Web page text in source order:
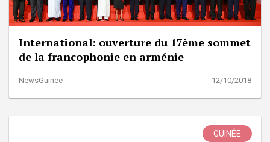
International: ouverture du 17ème sommet
de la francophonie en arménie
NewsGuinee 12/10/2018
GUINÉE